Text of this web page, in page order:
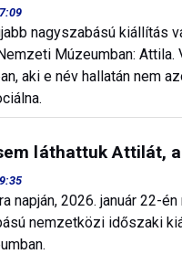
nagyszabású kiállítás
Múzeumban: Attila.
aki e név hallatán nem
láthattuk Attilát,
napján, 2026. január 22-
nemzetközi időszaki